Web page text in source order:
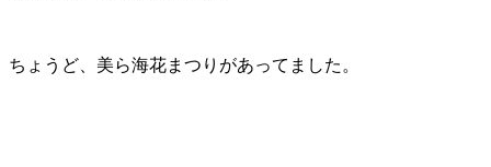
ちょうど、美ら海花まつりがあってました。